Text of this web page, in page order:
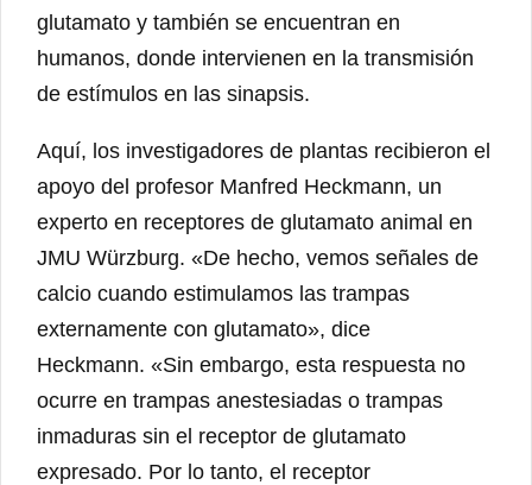
glutamato y también se encuentran en
humanos, donde intervienen en la transmisión
de estímulos en las sinapsis.
Aquí, los investigadores de plantas recibieron el
apoyo del profesor Manfred Heckmann, un
experto en receptores de glutamato animal en
JMU Würzburg. «De hecho, vemos señales de
calcio cuando estimulamos las trampas
externamente con glutamato», dice
Heckmann. «Sin embargo, esta respuesta no
ocurre en trampas anestesiadas o trampas
inmaduras sin el receptor de glutamato
expresado. Por lo tanto, el receptor